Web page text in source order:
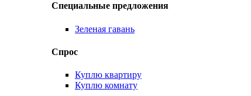
Специальные предложения
Зеленая гавань
Спрос
Куплю квартиру
Куплю комнату